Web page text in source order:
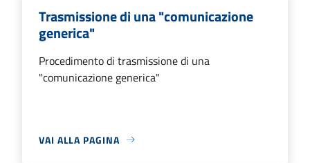
Trasmissione di una "comunicazione
generica"
Procedimento di trasmissione di una
"comunicazione generica"
VAI ALLA PAGINA